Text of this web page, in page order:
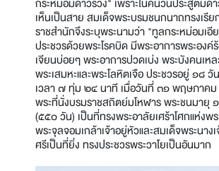
เห็นเป็นสาย สมเด็จพระบรมชนกนาถทรงเรีย
ราชสำนักจึงระบุพระนามว่า "ทูลกระหม่อมเอี
ประชวรด้วยพระโรคบิด มีพระอาการพระองค์
เจียนบ่อยๆ พระอาการปวดเบ่ง พระบังคนเห
พระเสมหะและพระโลหิตเจือ ประชวรอยู่ ๑๘
เวลา ๗ ทุ่ม ๒๔ นาที เมื่อวันที่ ๓๑ พฤษภา
พระที่นั่งบรมราชสถิตย์มโหฬาร พระชนมายุ
(๕๕๐ วัน) เป็นที่ทรงพระอาลัยเศร้าโศกแห่งพ
พระจุลจอมเกล้าเจ้าอยู่หัวและสมเด็จพระนาง
ศรีเป็นที่ยิ่ง ทรงประชวรพระวาโยเป็นอันมาก